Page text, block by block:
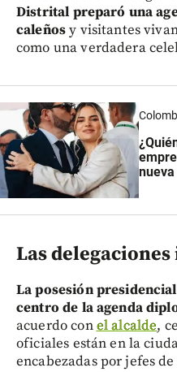
Distrital preparó una
caleñosy visitantes
como una verdadera
Las
La posesión
centro de la agenda
acuerdo conel alcalde,
oficiales están en la
encabezadas por jefes